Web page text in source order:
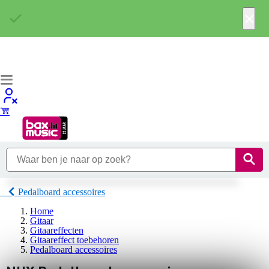
Pedalboard accessoires
Home
Gitaar
Gitaareffecten
Gitaareffect toebehoren
Pedalboard accessoires